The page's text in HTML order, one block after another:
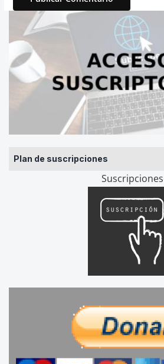
Plan de suscripciones
Suscripciones